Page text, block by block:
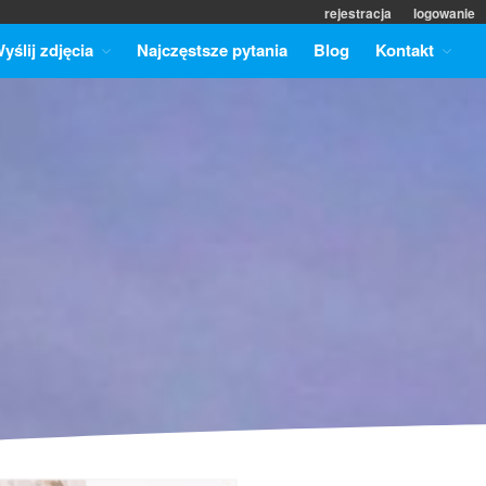
rejestracja logowanie
zdjęcia Najczęstsze pytania Blog Kontakt